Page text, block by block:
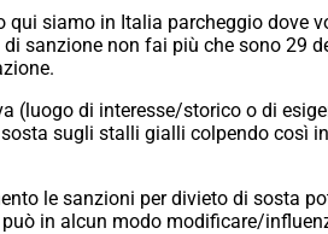
siamo in Italia parcheggio dove
sanzione non fai più che sono 29
di interesse/storico o di
sugli stalli gialli colpendo così
le sanzioni per divieto di sosta
in alcun modo modificare/